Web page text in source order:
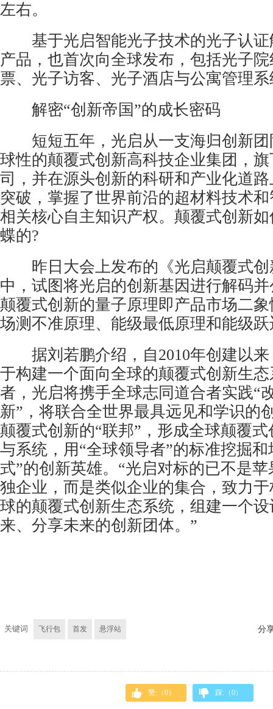
左右。
基于光启智能光子技术的光子认证
产品，也首次向全球发布，包括光子
票、光子访客、光子酒店与公寓管理
解密“创新帝国”的成长密码
短短五年，光启从一支海归创新团
球性的颠覆式创新高科技企业集团，
司，并在源头创新的科研和产业化道
突破，掌握了世界前沿的超材料技术
相关核心自主知识产权。颠覆式创新
蝶的?
昨日大会上发布的《光启颠覆式创
中，试图将光启的创新基因进行解码
颠覆式创新的量子原理即产品市场二
场测不准原理、能级最低原理和能级
据刘若鹏介绍，自2010年创建以来
于构建一个面向全球的颠覆式创新生
者，光启将携手全球志同道合者实践“
新”，将联合全世界最具远见和学识的
颠覆式创新的“联邦”，形成全球颠覆
与系统，用“全球领导者”的标准挖掘和
式”的创新英雄。“光启对标的已不是
独企业，而是类似企业的集合，致力
球的颠覆式创新生态系统，组建一个
来、分享未来的创新团体。”
关键词 飞行包 首发 悬浮站 分
赞:（0） 踩:（0）